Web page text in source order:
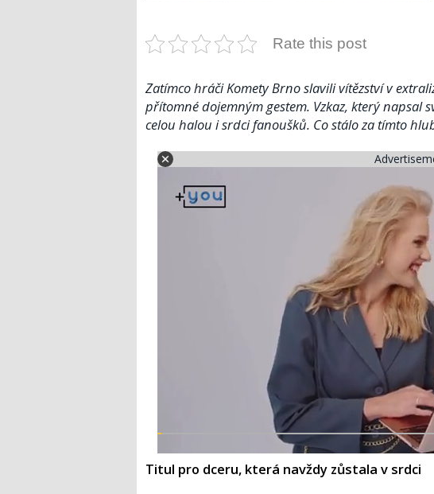
Rate this post
Zatímco hráči Komety Brno slavili vítězství v
přítomné dojemným gestem. Vzkaz, který napsal
celou halou i srdci fanoušků. Co stálo za tímto
Titul pro dceru, která navždy zůstala v srdci